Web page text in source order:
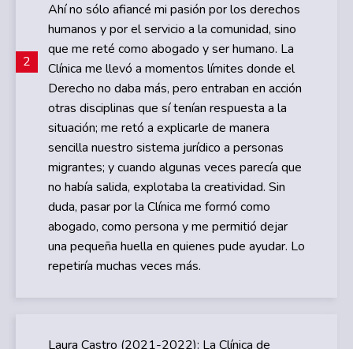
2
Ahí no sólo afiancé mi pasión por los derechos
humanos y por el servicio a la comunidad, sino
que me reté como abogado y ser humano. La
Clínica me llevó a momentos límites donde el
Derecho no daba más, pero entraban en acción
otras disciplinas que sí tenían respuesta a la
situación; me retó a explicarle de manera
sencilla nuestro sistema jurídico a personas
migrantes; y cuando algunas veces parecía que
no había salida, explotaba la creatividad. Sin
duda, pasar por la Clínica me formó como
abogado, como persona y me permitió dejar
una pequeña huella en quienes pude ayudar. Lo
repetiría muchas veces más.
Laura Castro (2021-2022): La Clínica de